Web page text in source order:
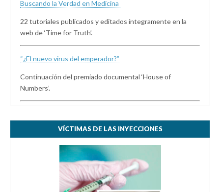
Buscando la Verdad en Medicina
22 tutoriales publicados y editados íntegramente en la
web de ‘Time for Truth’.
“¿El nuevo virus del emperador?”
Continuación del premiado documental ‘House of
Numbers’.
VÍCTIMAS DE LAS INYECCIONES